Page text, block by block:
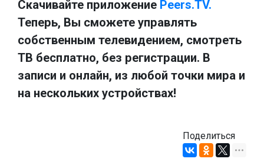
Скачивайте приложение Peers.TV.
Теперь, Вы сможете управлять
собственным телевидением, смотреть
ТВ бесплатно, без регистрации. В
записи и онлайн, из любой точки мира и
на нескольких устройствах!
Поделиться